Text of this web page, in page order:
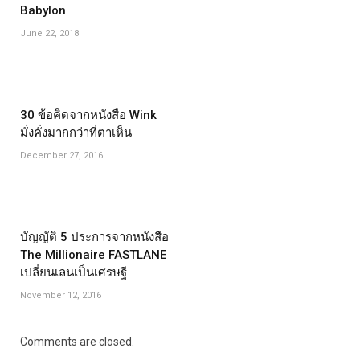
Babylon
June 22, 2018
30 ข้อคิดจากหนังสือ Wink
มั่งคั่งมากกว่าที่ตาเห็น
December 27, 2016
บัญญัติ 5 ประการจากหนังสือ
The Millionaire FASTLANE
เปลี่ยนเลนเป็นเศรษฐี
November 12, 2016
Comments are closed.